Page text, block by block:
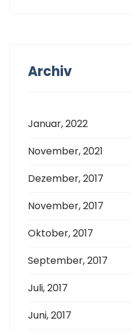
Archiv
Januar, 2022
November, 2021
Dezember, 2017
November, 2017
Oktober, 2017
September, 2017
Juli, 2017
Juni, 2017